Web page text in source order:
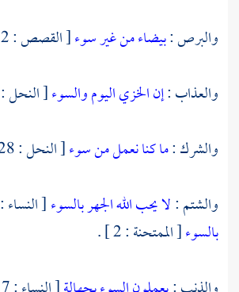
والبرص :بيضاء من غير سوء[ القصص : 32 ] .
والعذاب :إن الخزي اليوم والسوء[ النحل : 27 ] .
والشرك :ما كنا نعمل من سوء[ النحل : 28 ] .
والشتم :لا يحب الله الجهر بالسوء[ النساء : 148 ] .
بالسوء[ الممتحنة : 2 ] .